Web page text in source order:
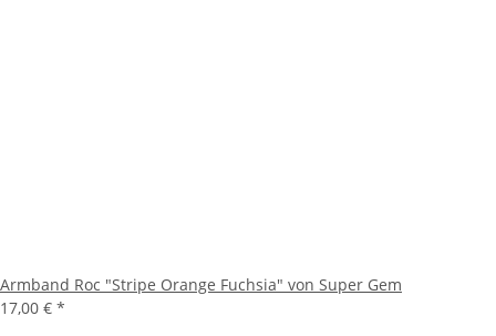
Armband Roc "Stripe Orange Fuchsia" von Super Gem
17,00 € *